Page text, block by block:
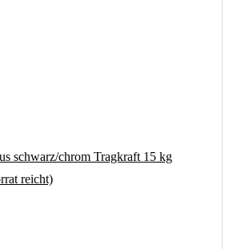
schwarz/chrom Tragkraft 15 kg
reicht)